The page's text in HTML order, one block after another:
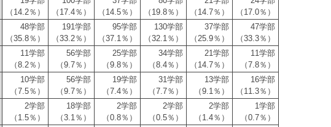
（14.2％）
（17.4％）
（14.5％）
（19.8％）
（14.7％）
（17.0％）
48学部
（35.8％）
191学部
（33.2％）
95学部
（37.1％）
130学部
（32.1％）
37学部
（25.9％）
47学部
（33.3％）
11学部
（8.2％）
56学部
（9.7％）
25学部
（9.8％）
34学部
（8.4％）
21学部
（14.7％）
11学部
（7.8％）
10学部
（7.5％）
56学部
（9.7％）
19学部
（7.4％）
31学部
（7.7％）
13学部
（9.1％）
16学部
（11.3％）
2学部
（1.5％）
18学部
（3.1％）
2学部
（0.8％）
2学部
（0.5％）
2学部
（1.4％）
1学部
（0.7％）